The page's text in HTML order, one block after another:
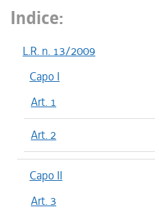
Indice:
L.R. n. 13/2009
Capo I
Art. 1
Art. 2
Capo II
Art. 3